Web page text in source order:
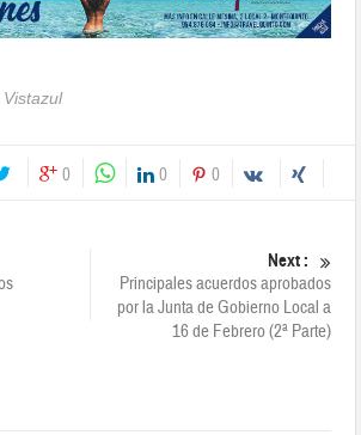
Vistazul
0 0 0
Next :
Principales acuerdos aprobados
por la Junta de Gobierno Local a
16 de Febrero (2ª Parte)